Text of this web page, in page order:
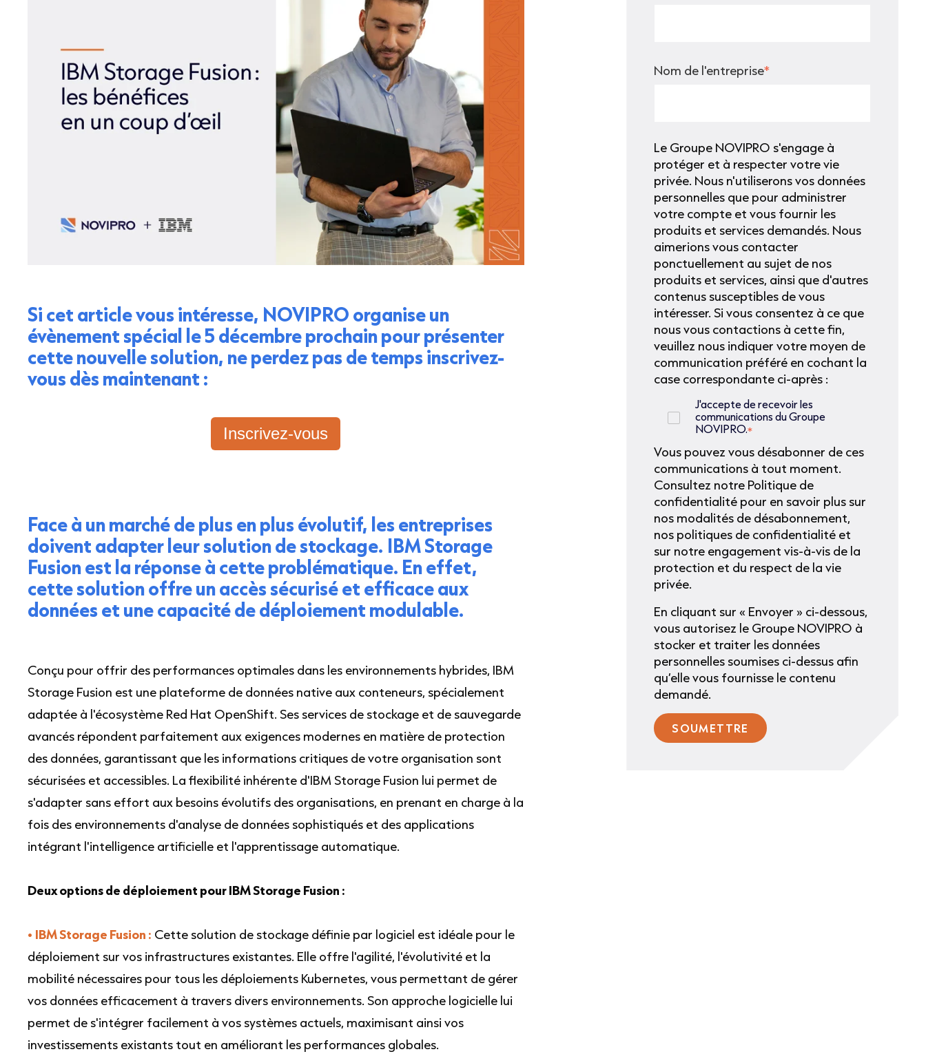
Si cet article vous intéresse, NOVIPRO organise un
évènement spécial le 5 décembre prochain pour présenter
cette nouvelle solution, ne perdez pas de temps inscrivez-
vous dès maintenant :
Inscrivez-vous
Face à un marché de plus en plus évolutif, les entreprises
doivent adapter leur solution de stockage. IBM Storage
Fusion est la réponse à cette problématique. En effet,
cette solution offre un accès sécurisé et efficace aux
données et une capacité de déploiement modulable.
Conçu pour offrir des performances optimales dans les environnements hybrides, IBM
Storage Fusion est une plateforme de données native aux conteneurs, spécialement
adaptée à l'écosystème Red Hat OpenShift. Ses services de stockage et de sauvegarde
avancés répondent parfaitement aux exigences modernes en matière de protection
des données, garantissant que les informations critiques de votre organisation sont
sécurisées et accessibles. La flexibilité inhérente d'IBM Storage Fusion lui permet de
s'adapter sans effort aux besoins évolutifs des organisations, en prenant en charge à la
fois des environnements d'analyse de données sophistiqués et des applications
intégrant l'intelligence artificielle et l'apprentissage automatique.
Deux options de déploiement pour IBM Storage Fusion :
• IBM Storage Fusion : Cette solution de stockage définie par logiciel est idéale pour le
déploiement sur vos infrastructures existantes. Elle offre l'agilité, l'évolutivité et la
mobilité nécessaires pour tous les déploiements Kubernetes, vous permettant de gérer
vos données efficacement à travers divers environnements. Son approche logicielle lui
permet de s'intégrer facilement à vos systèmes actuels, maximisant ainsi vos
investissements existants tout en améliorant les performances globales.
Nom de l'entreprise*
Le Groupe NOVIPRO s'engage à
protéger et à respecter votre vie
privée. Nous n'utiliserons vos données
personnelles que pour administrer
votre compte et vous fournir les
produits et services demandés. Nous
aimerions vous contacter
ponctuellement au sujet de nos
produits et services, ainsi que d'autres
contenus susceptibles de vous
intéresser. Si vous consentez à ce que
nous vous contactions à cette fin,
veuillez nous indiquer votre moyen de
communication préféré en cochant la
case correspondante ci-après :
J'accepte de recevoir les
communications du Groupe
NOVIPRO.*
Vous pouvez vous désabonner de ces
communications à tout moment.
Consultez notre Politique de
confidentialité pour en savoir plus sur
nos modalités de désabonnement,
nos politiques de confidentialité et
sur notre engagement vis-à-vis de la
protection et du respect de la vie
privée.
En cliquant sur « Envoyer » ci-dessous,
vous autorisez le Groupe NOVIPRO à
stocker et traiter les données
personnelles soumises ci-dessus afin
qu’elle vous fournisse le contenu
demandé.